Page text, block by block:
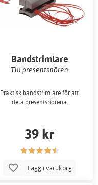
Bandstrimlare
Till presentsnören
Praktisk bandstrimlare för att
dela presentsnörena.
39 kr
Lägg i varukorg